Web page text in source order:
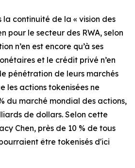
la continuité de la « vision des
pour le secteur des RWA, selon
n’en est encore qu’à ses
et le crédit privé n’en
pénétration de leurs marchés
les actions tokenisées ne
du marché mondial des actions,
de dollars. Selon cette
Chen, près de 10 % de tous
être tokenisés d'ici